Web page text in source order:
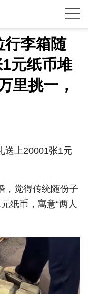
行李箱随
元纸币堆
里挑一，
送上20001张1元
，觉得传统随份子
纸币，寓意“两人